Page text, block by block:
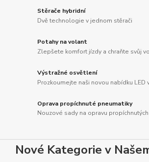
Stěrače hybridní
Dvě technologie v jednom stěrači
Potahy na volant
Zlepšete komfort jízdy a chraňte svůj
Výstražné osvětlení
Prozkoumejte naši novou nabídku LED
Oprava propíchnuté pneumatiky
Nouzové sady na opravu
Nové Kategorie v